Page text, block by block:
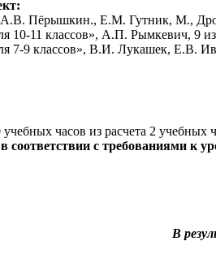
Пёрышкин., Е.М. Гутник, М.,
10-11 классов», А.П. Рымкевич, 9
7-9 классов», В.И. Лукашек, Е.В.
часов из расчета 2 учебных
соответствии с требованиями
В